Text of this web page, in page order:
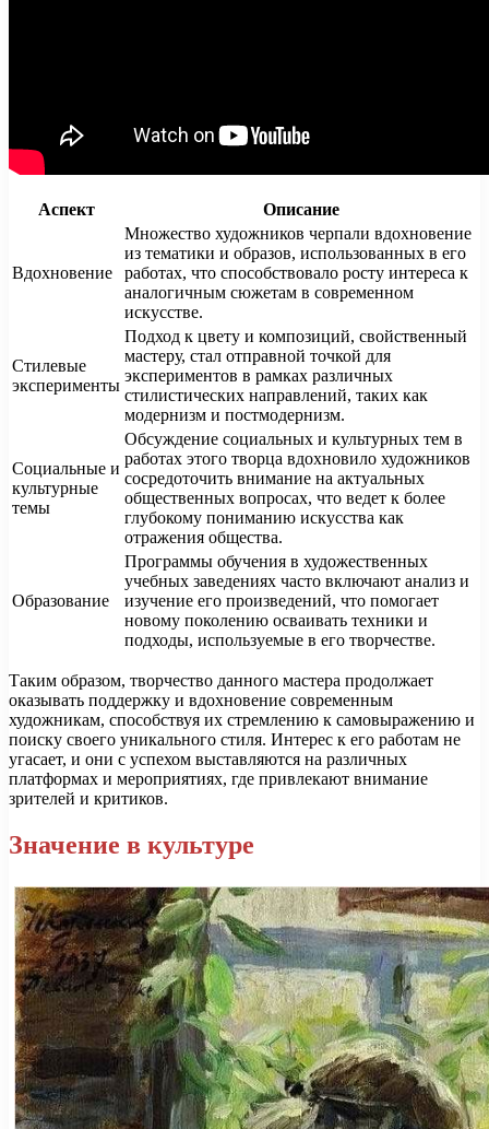
Аспект Описание
Вдохновение
Множество художников черпали вдохновение
из тематики и образов, использованных в его
работах, что способствовало росту интереса к
аналогичным сюжетам в современном
искусстве.
Стилевые
эксперименты
Подход к цвету и композиций, свойственный
мастеру, стал отправной точкой для
экспериментов в рамках различных
стилистических направлений, таких как
модернизм и постмодернизм.
Социальные и
культурные
темы
Обсуждение социальных и культурных тем в
работах этого творца вдохновило художников
сосредоточить внимание на актуальных
общественных вопросах, что ведет к более
глубокому пониманию искусства как
отражения общества.
Образование
Программы обучения в художественных
учебных заведениях часто включают анализ и
изучение его произведений, что помогает
новому поколению осваивать техники и
подходы, используемые в его творчестве.
Таким образом, творчество данного мастера продолжает
оказывать поддержку и вдохновение современным
художникам, способствуя их стремлению к самовыражению и
поиску своего уникального стиля. Интерес к его работам не
угасает, и они с успехом выставляются на различных
платформах и мероприятиях, где привлекают внимание
зрителей и критиков.
Значение в культуре